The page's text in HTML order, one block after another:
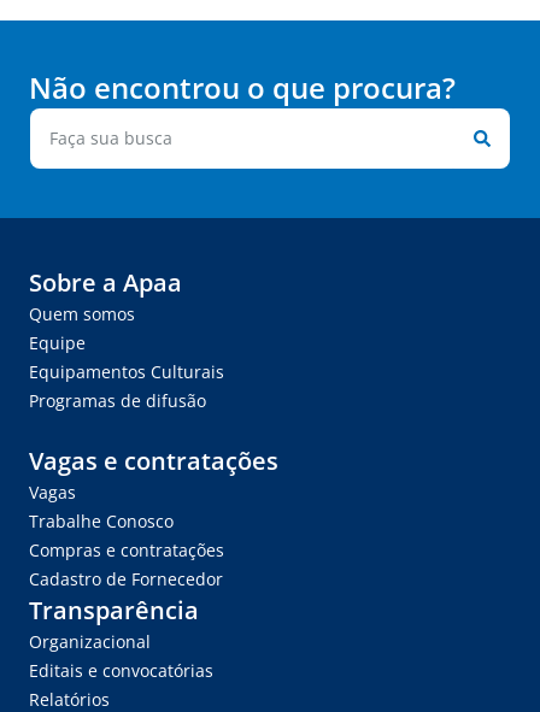
Não encontrou o que procura?
Sobre a Apaa
Quem somos
Equipe
Equipamentos Culturais
Programas de difusão
Vagas e contratações
Vagas
Trabalhe Conosco
Compras e contratações
Cadastro de Fornecedor
Transparência
Organizacional
Editais e convocatórias
Relatórios